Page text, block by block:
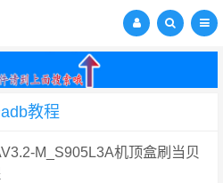
教程
M_S905L3A机顶盒刷当贝